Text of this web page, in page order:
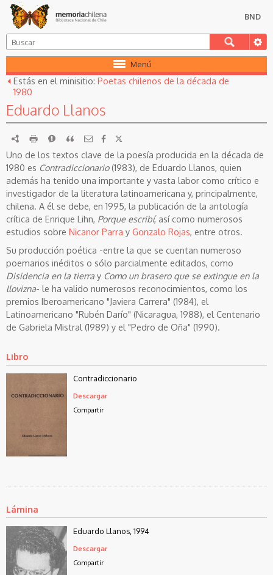
BND
Menú
Estás en el minisitio: Poetas chilenos de la década de
1980
Eduardo Llanos
RDF imprimirReportarCitar
Uno de los textos clave de la poesía producida en la década de
1980 es Contradiccionario(1983), de Eduardo Llanos, quien
además ha tenido una importante y vasta labor como crítico e
investigador de la literatura latinoamericana y, principalmente,
chilena. A él se debe, en 1995, la publicación de la antología
crítica de Enrique Lihn, Porque escribí, así como numerosos
estudios sobre Nicanor Parra y Gonzalo Rojas, entre otros.
Su producción poética -entre la que se cuentan numeroso
poemarios inéditos o sólo parcialmente editados, como
Disidencia en la tierra y Como un brasero que se extingue en la
llovizna- le ha valido numerosos reconocimientos, como los
premios Iberoamericano "Javiera Carrera" (1984), el
Latinoamericano "Rubén Darío" (Nicaragua, 1988), el Centenario
de Gabriela Mistral (1989) y el "Pedro de Oña" (1990).
Libro
Contradiccionario
Descargar
Compartir
Lámina
Eduardo Llanos, 1994
Descargar
Compartir